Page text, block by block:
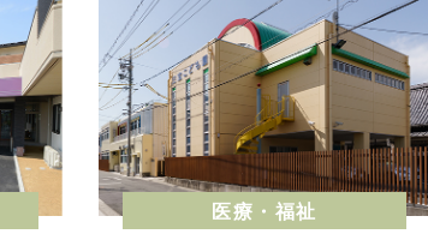
医療・福祉